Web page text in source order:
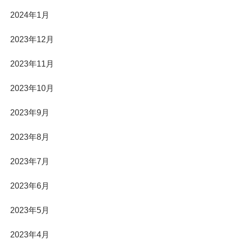
2024年1月
2023年12月
2023年11月
2023年10月
2023年9月
2023年8月
2023年7月
2023年6月
2023年5月
2023年4月